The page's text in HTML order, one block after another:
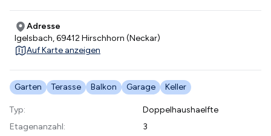
Adresse
Igelsbach, 69412 Hirschhorn (Neckar)
Auf Karte anzeigen
Garten Terasse Balkon Garage Keller
Typ:
Doppelhaushaelfte
Etagenanzahl:
3